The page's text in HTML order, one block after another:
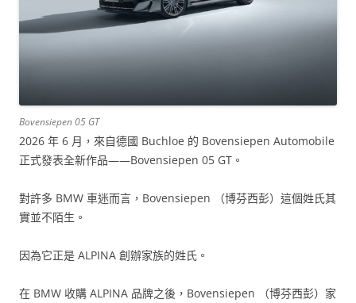
Bovensiepen 05 GT
2026 年 6 月，來自德國 Buchloe 的 Bovensiepen Automobile
正式發表全新作品——Bovensiepen 05 GT。
對許多 BMW 車迷而言，Bovensiepen （博芬西彭）這個姓氏其
實並不陌生。
因為它正是 ALPINA 創辦家族的姓氏。
在 BMW 收購 ALPINA 品牌之後，Bovensiepen （博芬西彭）家